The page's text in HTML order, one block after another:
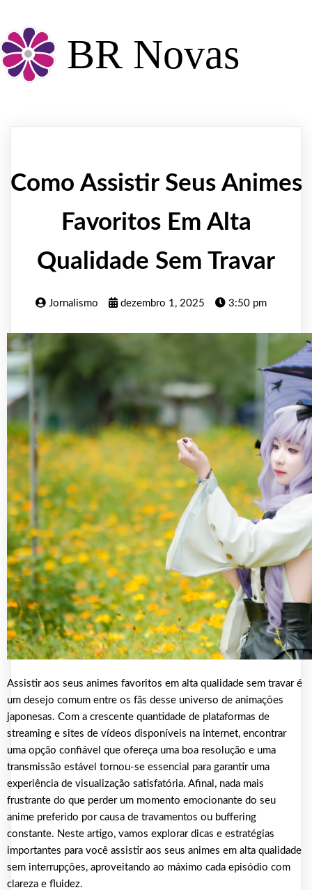
BR Novas
Como Assistir Seus Animes
Favoritos Em Alta
Qualidade Sem Travar
Jornalismo dezembro 1, 2025 3:50 pm
Assistir aos seus animes favoritos em alta qualidade sem travar é
um desejo comum entre os fãs desse universo de animações
japonesas. Com a crescente quantidade de plataformas de
streaming e sites de vídeos disponíveis na internet, encontrar
uma opção confiável que ofereça uma boa resolução e uma
transmissão estável tornou-se essencial para garantir uma
experiência de visualização satisfatória. Afinal, nada mais
frustrante do que perder um momento emocionante do seu
anime preferido por causa de travamentos ou buffering
constante. Neste artigo, vamos explorar dicas e estratégias
importantes para você assistir aos seus animes em alta qualidade
sem interrupções, aproveitando ao máximo cada episódio com
clareza e fluidez.